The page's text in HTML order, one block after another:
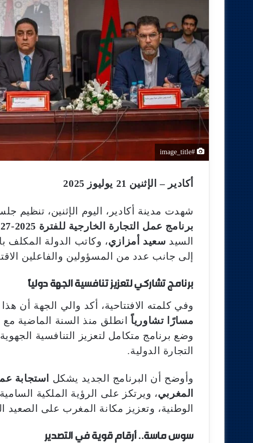
#image_title
أكادير – الإثنين 21 يوليوز 2025
شهدت مدينة أكادير، اليوم الإثنين،
برنامج عمل التجارة الخارجية للفترة 2025-2027
السيد سعيد أمزازي، وكاتب الدولة المكلف
إلى جانب عدد من المسؤولين والفاعلين
برنامج تشاركي لتعزيز تنافسية الجهة دولياً
وفي كلمته الافتتاحية، أكد والي الجهة أن هذا
مسارًا تشاورياً انطلق منذ السنة الماضية
وضع برنامج متكامل لتعزيز التنافسية
التجارة الدولية.
وأوضح أن البرنامج الجديد يشكل
استجابة
المغربي، ويرتكز على الرؤية الملكية
الوطنية، وتعزيز مكانة المغرب على الصعيد
سوس ماسة.. أرقام قوية في التصدير